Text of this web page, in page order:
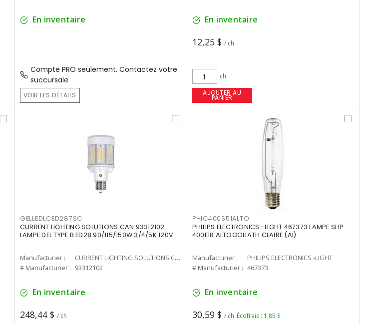
En inventaire
Compte PRO seulement. Contactez votre
succursale
VOIR LES DÉTAILS
En inventaire
12,25 $ / ch
ch
AJOUTER AU
PANIER
GELLEDLCED287SC
CURRENT LIGHTING SOLUTIONS CAN 93312102
LAMPE DEL TYPE B ED28 90/115/150W 3/4/5K 120V
Manufacturier :
CURRENT LIGHTING SOLUTIONS CAN
# Manufacturier : 93312102
En inventaire
248,44 $ / ch
PHIC400S51ALTO
PHILIPS ELECTRONICS -LIGHT 467373 LAMPE SHP
400E18 ALTOGOLIATH CLAIRE (AI)
Manufacturier :
PHILIPS ELECTRONICS -LIGHT
# Manufacturier : 467373
En inventaire
30,59 $ / ch Écofrais : 1,85 $